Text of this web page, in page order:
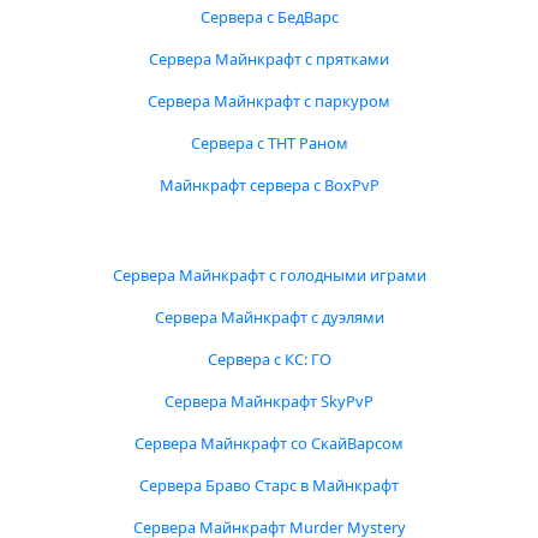
Сервера с БедВарс
Сервера Майнкрафт с прятками
Сервера Майнкрафт с паркуром
Сервера с ТНТ Раном
Майнкрафт сервера с BoxPvP
Сервера Майнкрафт с голодными играми
Сервера Майнкрафт с дуэлями
Сервера с КС: ГО
Сервера Майнкрафт SkyPvP
Сервера Майнкрафт со СкайВарсом
Сервера Браво Старс в Майнкрафт
Сервера Майнкрафт Murder Mystery